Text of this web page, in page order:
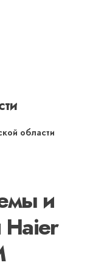
области
и
Haier